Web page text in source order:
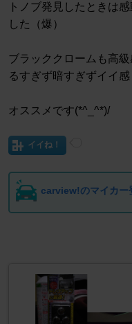
トノブ発見したときは
した（爆）
ブラッククロームも高
るすぎず暗すぎずイイ
オススメです(*^_^*)/
イイね！
carview!のマイカー